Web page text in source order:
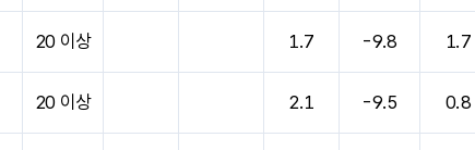
20 이상 1.7 -9.8 1.7
20 이상 2.1 -9.5 0.8